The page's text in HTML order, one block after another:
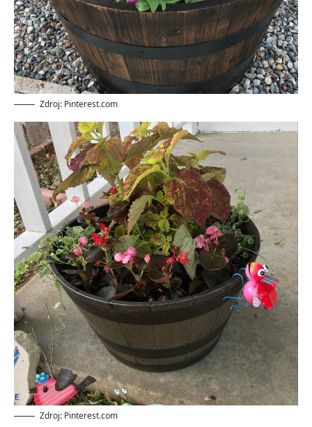
Zdroj: Pinterest.com
Zdroj: Pinterest.com